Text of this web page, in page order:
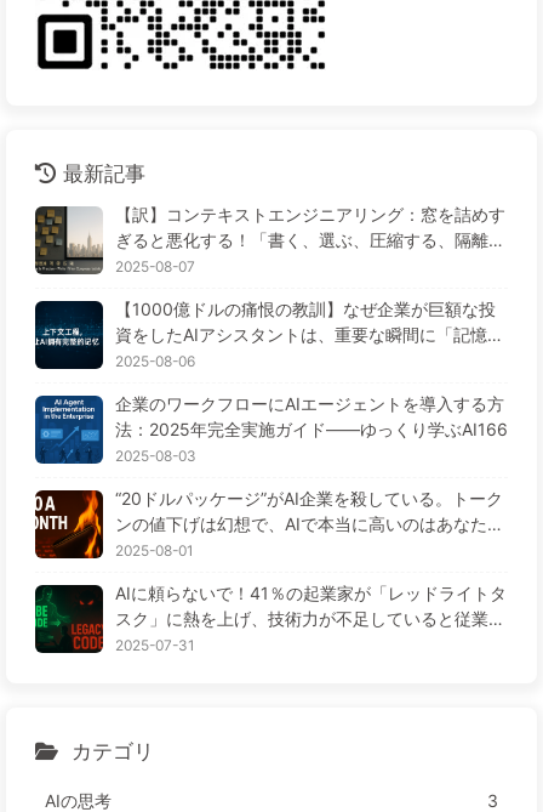
最新記事
【訳】コンテキストエンジニアリング：窓を詰めす
ぎると悪化する！「書く、選ぶ、圧縮する、隔離す
る」の4ステップで、毒を警戒し、干渉や混乱を防
AI170
2025-08-07
【1000億ドルの痛恨の教訓】なぜ企業が巨額な投
資をしたAIアシスタントは、重要な瞬間に「記憶喪
失」に陥り、競合他社は90%の性能向上を実現する
2025-08-06
企業のワークフローにAIエージェントを導入する方
法：2025年完全実施ガイド——ゆっくり学ぶAI166
2025-08-03
“20ドルパッケージ”がAI企業を殺している。トーク
ンの値下げは幻想で、AIで本当に高いのはあなたの
貪欲さ——ゆっくり学ぶAI164
2025-08-01
AIに頼らないで！41％の起業家が「レッドライトタ
スク」に熱を上げ、技術力が不足していると従業員
がさらに苦しむ— ゆっくり学ぶAI163
2025-07-31
カテゴリ
AIの思考
3